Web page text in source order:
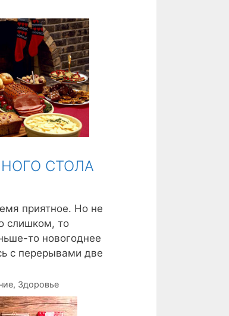
СТОЛА
приятное. Но не
слишком, то
то новогоднее
с перерывами две
, Здоровье